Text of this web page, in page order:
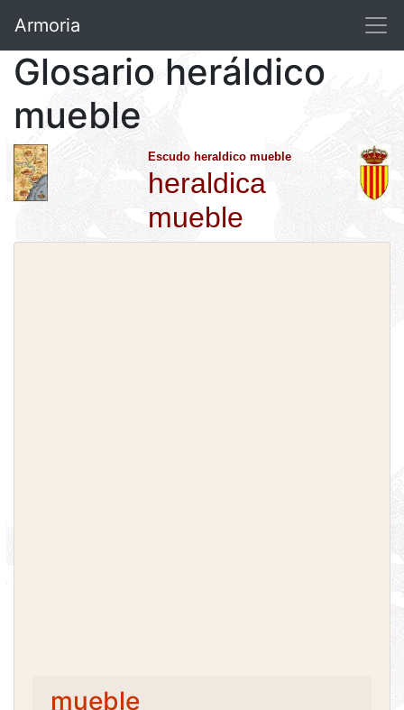
Armoria
Glosario heráldico
mueble
Escudo heraldico mueble
heraldica
mueble
mueble